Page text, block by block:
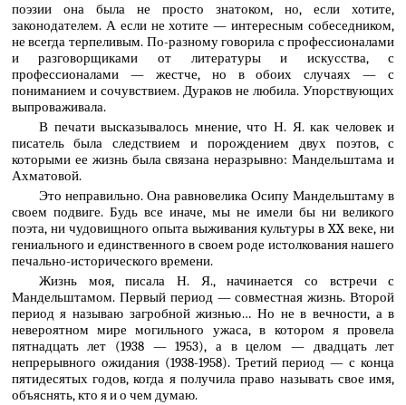
поэзии она была не просто знатоком, но, если хотите,
законодателем. А если не хотите — интересным собеседником,
не всегда терпеливым. По-разному говорила с профессионалами
и разговорщиками от литературы и искусства, с
профессионалами — жестче, но в обоих случаях — с
пониманием и сочувствием. Дураков не любила. Упорствующих
выпроваживала.
В печати высказывалось мнение, что Н. Я. как человек и
писатель была следствием и порождением двух поэтов, с
которыми ее жизнь была связана неразрывно: Мандельштама и
Ахматовой.
Это неправильно. Она равновелика Осипу Мандельштаму в
своем подвиге. Будь все иначе, мы не имели бы ни великого
поэта, ни чудовищного опыта выживания культуры в XX веке, ни
гениального и единственного в своем роде истолкования нашего
печально-исторического времени.
Жизнь моя, писала Н. Я., начинается со встречи с
Мандельштамом. Первый период — совместная жизнь. Второй
период я называю загробной жизнью… Но не в вечности, а в
невероятном мире могильного ужаса, в котором я провела
пятнадцать лет (1938 — 1953), а в целом — двадцать лет
непрерывного ожидания (1938-1958). Третий период — с конца
пятидесятых годов, когда я получила право называть свое имя,
объяснять, кто я и о чем думаю.